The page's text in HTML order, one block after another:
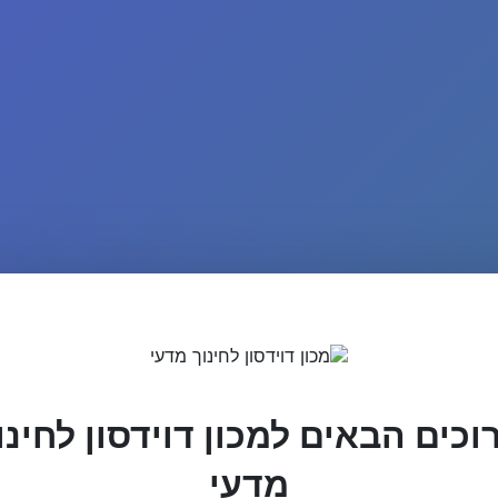
הבאים למכון דוידסון
מדעי